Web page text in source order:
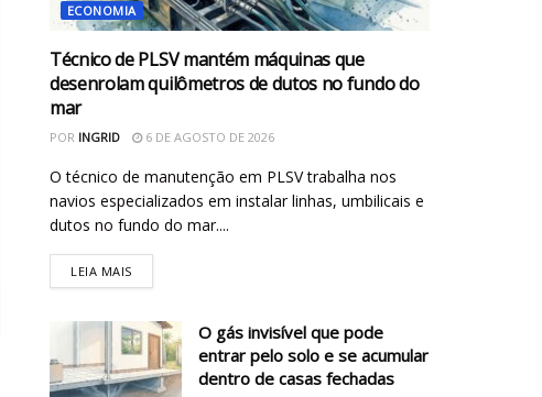
ECONOMIA
Técnico de PLSV mantém máquinas que
desenrolam quilômetros de dutos no fundo do
mar
POR INGRID 6 DE AGOSTO DE 2026
O técnico de manutenção em PLSV trabalha nos
navios especializados em instalar linhas, umbilicais e
dutos no fundo do mar....
LEIA MAIS
O gás invisível que pode
entrar pelo solo e se acumular
dentro de casas fechadas